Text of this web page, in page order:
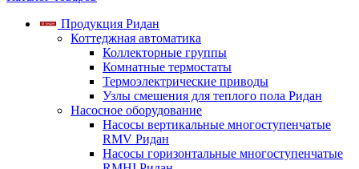
Продукция Ридан
Коттеджная автоматика
Коллекторные группы
Комнатные термостаты
Термоэлектрические приводы
Узлы смешения для теплого пола Ридан
Насосное оборудование
Насосы вертикальные многоступенчатые
RMV Ридан
Насосы горизонтальные многоступенчатые